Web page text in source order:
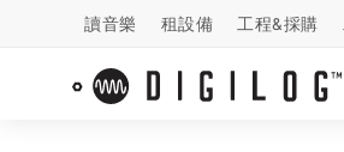
讀音樂 租設備 工程&採購